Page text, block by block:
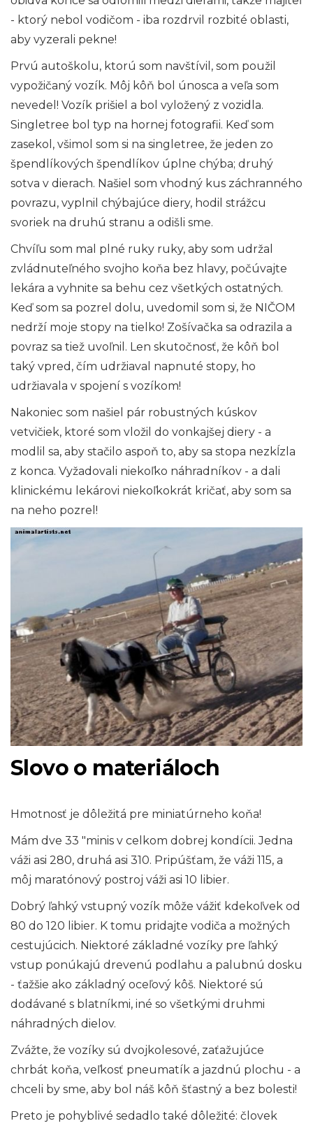
- ktorý nebol vodičom - iba rozdrvil rozbité oblasti,
aby vyzerali pekne!
Prvú autoškolu, ktorú som navštívil, som použil
vypožičaný vozík. Môj kôň bol únosca a veľa som
nevedel! Vozík prišiel a bol vyložený z vozidla.
Singletree bol typ na hornej fotografii. Keď som
zasekol, všimol som si na singletree, že jeden zo
špendlíkových špendlíkov úplne chýba; druhý
sotva v dierach. Našiel som vhodný kus záchranného
povrazu, vyplnil chýbajúce diery, hodil strážcu
svoriek na druhú stranu a odišli sme.
Chvíľu som mal plné ruky ruky, aby som udržal
zvládnuteľného svojho koňa bez hlavy, počúvajte
lekára a vyhnite sa behu cez všetkých ostatných.
Keď som sa pozrel dolu, uvedomil som si, že NIČOM
nedrží moje stopy na tielko! Zošívačka sa odrazila a
povraz sa tiež uvoľnil. Len skutočnosť, že kôň bol
taký vpred, čím udržiaval napnuté stopy, ho
udržiavala v spojení s vozíkom!
Nakoniec som našiel pár robustných kúskov
vetvičiek, ktoré som vložil do vonkajšej diery - a
modlil sa, aby stačilo aspoň to, aby sa stopa nezkĺzla
z konca. Vyžadovali niekoľko náhradníkov - a dali
klinickému lekárovi niekoľkokrát kričať, aby som sa
na neho pozrel!
Slovo o materiáloch
Hmotnosť je dôležitá pre miniatúrneho koňa!
Mám dve 33 "minis v celkom dobrej kondícii. Jedna
váži asi 280, druhá asi 310. Pripúšťam, že váži 115, a
môj maratónový postroj váži asi 10 libier.
Dobrý ľahký vstupný vozík môže vážiť kdekoľvek od
80 do 120 libier. K tomu pridajte vodiča a možných
cestujúcich. Niektoré základné vozíky pre ľahký
vstup ponúkajú drevenú podlahu a palubnú dosku
- ťažšie ako základný oceľový kôš. Niektoré sú
dodávané s blatníkmi, iné so všetkými druhmi
náhradných dielov.
Zvážte, že vozíky sú dvojkolesové, zaťažujúce
chrbát koňa, veľkosť pneumatík a jazdnú plochu - a
chceli by sme, aby bol náš kôň šťastný a bez bolesti!
Preto je pohyblivé sedadlo také dôležité: človek